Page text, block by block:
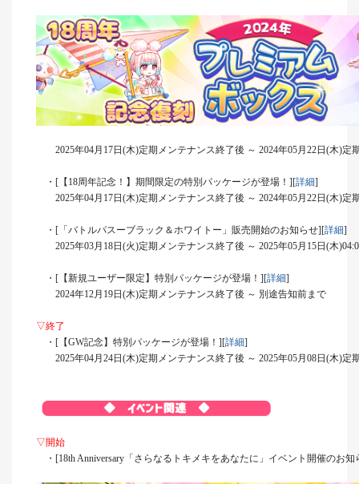
2025年04月17日(木)定期メンテナンス終了後 ～ 2024年05月22日(木)定
・[【18周年記念！】期間限定の特別パッケージが登場！][詳細]
2025年04月17日(木)定期メンテナンス終了後 ～ 2024年05月22日(木)定
・[「バトルパスーブラック＆ホワイトー」販売開始のお知らせ][詳細]
2025年03月18日(火)定期メンテナンス終了後 ～ 2025年05月15日(木
・[【新規ユーザー限定】特別パッケージが登場！][詳細]
2024年12月19日(木)定期メンテナンス終了後 ～ 別途告知前まで
▽終了
・[【GW記念】特別パッケージが登場！][詳細]
2025年04月24日(木)定期メンテナンス終了後 ～ 2025年05月08日(木)定
▽開始
・[18th Anniversary「さらなるトキメキをあなたに」イベント開催のお知